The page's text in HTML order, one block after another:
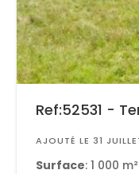
Ref:52531 -
AJOUTÉ LE 31
Surface: 1 000 m²